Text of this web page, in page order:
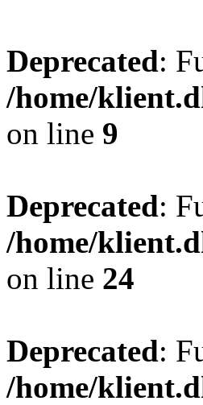
Deprecated:
/home/
on line 9
Deprecated:
/home/
on line 24
Deprecated:
/home/